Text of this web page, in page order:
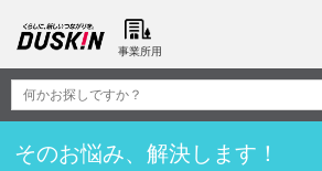
事業所用
そのお悩み、解決します！